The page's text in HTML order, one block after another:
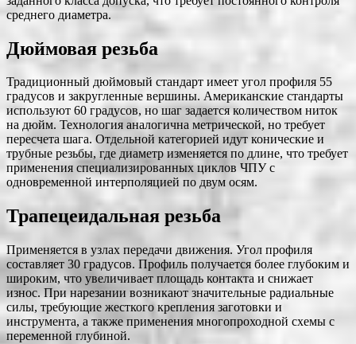
среднего диаметра.
Дюймовая резьба
Традиционный дюймовый стандарт имеет угол профиля 55
градусов и закругленные вершины. Американские стандарты
используют 60 градусов, но шаг задается количеством ниток
на дюйм. Технология аналогична метрической, но требует
пересчета шага. Отдельной категорией идут конические и
трубные резьбы, где диаметр изменяется по длине, что требует
применения специализированных циклов ЧПУ с
одновременной интерполяцией по двум осям.
Трапецеидальная резьба
Применяется в узлах передачи движения. Угол профиля
составляет 30 градусов. Профиль получается более глубоким и
широким, что увеличивает площадь контакта и снижает
износ. При нарезании возникают значительные радиальные
силы, требующие жесткого крепления заготовки и
инструмента, а также применения многопроходной схемы с
переменной глубиной.